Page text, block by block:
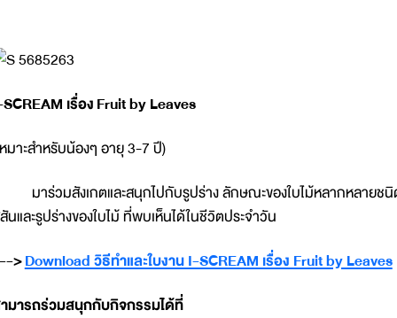
เรื่องFruit by Leaves
มาะสำหรับน้องๆ อายุ 3-7 ปี)
มาร่วมสังเกตและสนุกไปกับรูปร่าง ลักษณะของใบไม้หลากหลายชนิ
นและรูปร่างของใบไม้ ที่พบเห็นได้ในชีวิตประจำวัน
>Download วิธีทำและใบงาน I-SCREAM เรื่อง Fruit by Leaves
มารถร่วมสนุกกับกิจกรรมได้ที่